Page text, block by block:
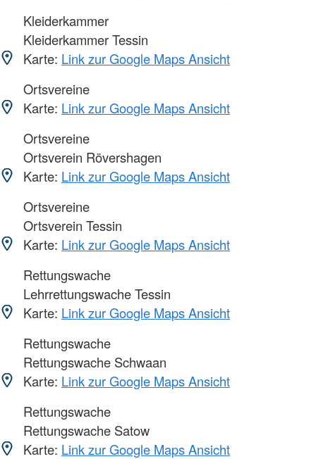
Kleiderkammer
Kleiderkammer Tessin
Karte: Link zur Google Maps Ansicht
Ortsvereine
Karte: Link zur Google Maps Ansicht
Ortsvereine
Ortsverein Rövershagen
Karte: Link zur Google Maps Ansicht
Ortsvereine
Ortsverein Tessin
Karte: Link zur Google Maps Ansicht
Rettungswache
Lehrrettungswache Tessin
Karte: Link zur Google Maps Ansicht
Rettungswache
Rettungswache Schwaan
Karte: Link zur Google Maps Ansicht
Rettungswache
Rettungswache Satow
Karte: Link zur Google Maps Ansicht